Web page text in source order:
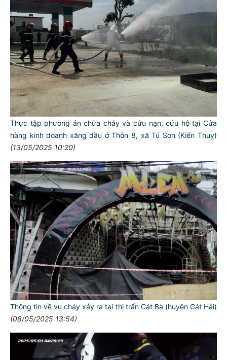
Thực tập phương án chữa cháy và cứu nạn, cứu hộ tại Cửa
hàng kinh doanh xăng dầu ở Thôn 8, xã Tú Sơn (Kiến Thuỵ)
(13/05/2025 10:20)
Thông tin về vụ cháy xảy ra tại thị trấn Cát Bà (huyện Cát Hải)
(08/05/2025 13:54)